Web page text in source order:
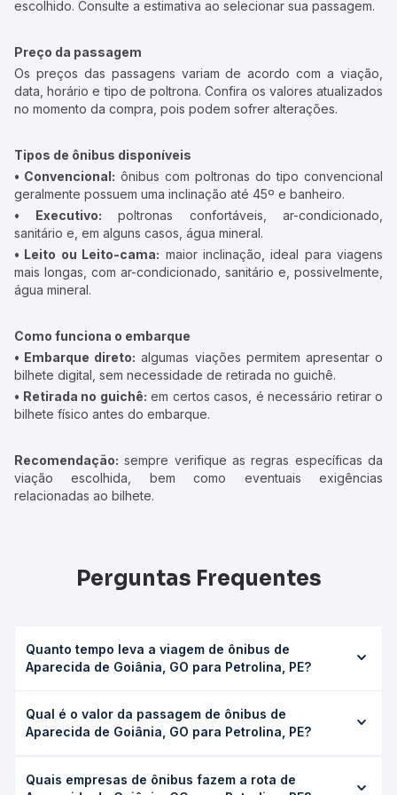
escolhido. Consulte a estimativa ao selecionar sua passagem.
Preço da passagem
Os preços das passagens variam de acordo com a viação,
data, horário e tipo de poltrona. Confira os valores atualizados
no momento da compra, pois podem sofrer alterações.
Tipos de ônibus disponíveis
• Convencional: ônibus com poltronas do tipo convencional
geralmente possuem uma inclinação até 45º e banheiro.
• Executivo: poltronas confortáveis, ar-condicionado,
sanitário e, em alguns casos, água mineral.
• Leito ou Leito-cama: maior inclinação, ideal para viagens
mais longas, com ar-condicionado, sanitário e, possivelmente,
água mineral.
Como funciona o embarque
• Embarque direto: algumas viações permitem apresentar o
bilhete digital, sem necessidade de retirada no guichê.
• Retirada no guichê: em certos casos, é necessário retirar o
bilhete físico antes do embarque.
Recomendação: sempre verifique as regras específicas da
viação escolhida, bem como eventuais exigências
relacionadas ao bilhete.
Perguntas Frequentes
Quanto tempo leva a viagem de ônibus de
Aparecida de Goiânia, GO para Petrolina, PE?
Petrolina, PE leva em média 37h 5min, podendo variar
conforme a viação, o tipo de serviço (convencional,
duração exata de cada opção na data desejada.
Qual é o valor da passagem de ônibus de
Aparecida de Goiânia, GO para Petrolina, PE?
Goiânia, GO para Petrolina, PE custa em média R$ 769,30
Quais empresas de ônibus fazem a rota de